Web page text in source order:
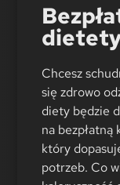
Chcesz
się zdrowo
diety będzie
na
który
potrzeb. Co